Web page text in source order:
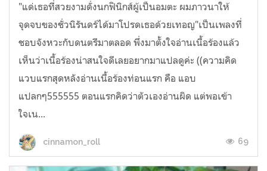
"แด่เธอที่สวยงามดั่งนกฟินิกส์ผู้เป็นอมตะ ผมภาวนาให้
จุดจบของชั่วนิรันดร์ได้มาโปรดเธอด้วยเทอญ"เป็นเพลงที่
ชอบจังหวะกับดนตรีมาตลอด พึ่งมาตั้งใจอ่านเนื้อร้องแล้ว
เห็นว่าเนื้อร้องน่าสนใจดีเลยอยากมาแปลดูค่ะ ((ความคิด
แวบแรกสุดหลังอ่านเนื้อร้องท่อนแรก คือ แอบ
แปลกๆ555555 ตอนแรกคิดว่าตัวเองอ่านผิด แต่พอเข้า
ใจเน...
cinnamon_roll 69